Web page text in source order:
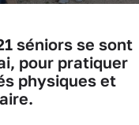
séniors se sont
pour pratiquer
physiques et